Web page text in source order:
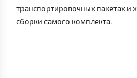
транспортировочных пакетах и
сборки самого комплекта.